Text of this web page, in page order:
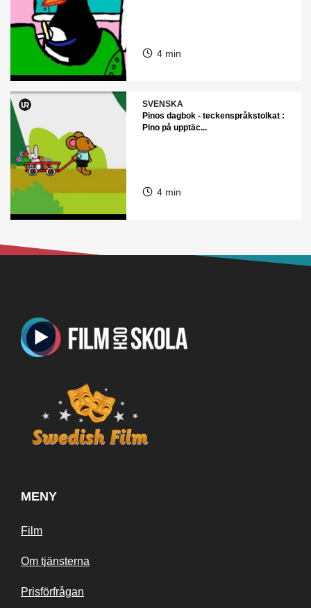
4 min
SVENSKA
Pinos dagbok - teckenspråkstolkat :
Pino på upptäc...
4 min
MENY
Film
Om tjänsterna
Prisförfrågan